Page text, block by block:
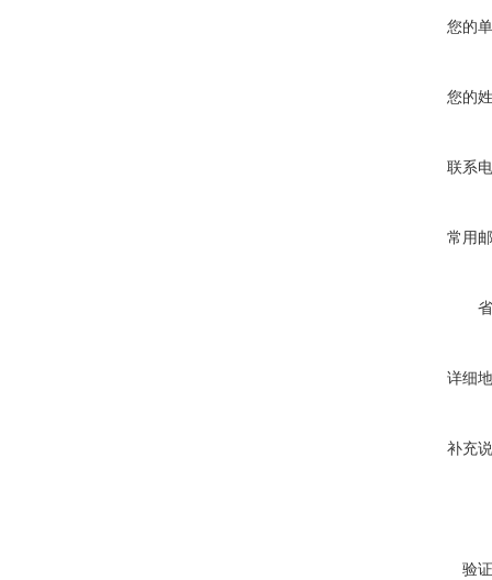
您的
您的
联系
常用
详细
补充
验